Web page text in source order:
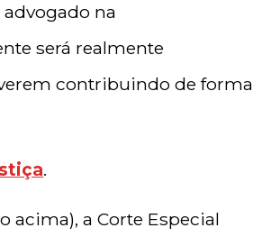
na
será realmente
contribuindo de forma
.
acima), a Corte Especial